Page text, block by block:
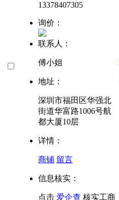
13378407305
询价：
联系人：
傅小姐
地址：
深圳市福田区华强北
街道华富路1006号航
都大厦10层
详情：
商铺 留言
信息核实：
点击 爱企查 核实工商